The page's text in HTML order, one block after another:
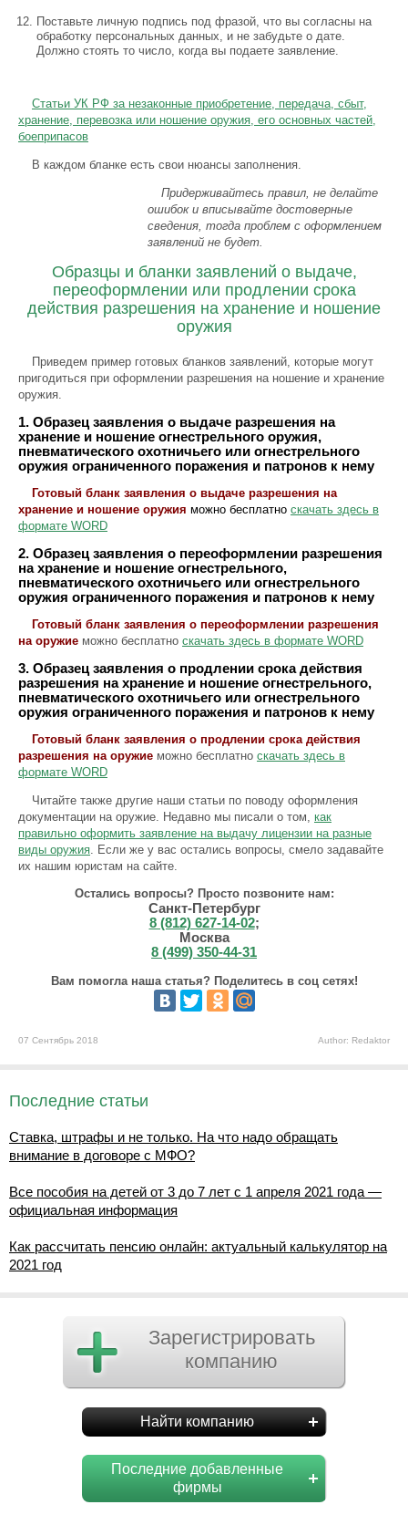
Поставьте личную подпись под фразой, что вы согласны на
обработку персональных данных, и не забудьте о дате.
Должно стоять то число, когда вы подаете заявление.
Статьи УК РФ за незаконные приобретение, передача, сбыт,
хранение, перевозка или ношение оружия, его основных частей,
боеприпасов
В каждом бланке есть свои нюансы заполнения.
Придерживайтесь правил, не делайте
ошибок и вписывайте достоверные
сведения, тогда проблем с оформлением
заявлений не будет.
Образцы и бланки заявлений о выдаче,
переоформлении или продлении срока
действия разрешения на хранение и ношение
оружия
Приведем пример готовых бланков заявлений, которые могут
пригодиться при оформлении разрешения на ношение и хранение
оружия.
1. Образец заявления о выдаче разрешения на
хранение и ношение огнестрельного оружия,
пневматического охотничьего или огнестрельного
оружия ограниченного поражения и патронов к нему
Готовый бланк заявления о выдаче разрешения на
хранение и ношение оружия можно бесплатно скачать здесь в
формате WORD
2. Образец заявления о переоформлении разрешения
на хранение и ношение огнестрельного,
пневматического охотничьего или огнестрельного
оружия ограниченного поражения и патронов к нему
Готовый бланк заявления о переоформлении разрешения
на оружие можно бесплатно скачать здесь в формате WORD
3. Образец заявления о продлении срока действия
разрешения на хранение и ношение огнестрельного,
пневматического охотничьего или огнестрельного
оружия ограниченного поражения и патронов к нему
Готовый бланк заявления о продлении срока действия
разрешения на оружие можно бесплатно скачать здесь в
формате WORD
Читайте также другие наши статьи по поводу оформления
документации на оружие. Недавно мы писали о том, как
правильно оформить заявление на выдачу лицензии на разные
виды оружия. Если же у вас остались вопросы, смело задавайте
их нашим юристам на сайте.
Остались вопросы? Просто позвоните нам:
Санкт-Петербург
8 (812) 627-14-02;
Москва
8 (499) 350-44-31
Вам помогла наша статья? Поделитесь в соц сетях!
07 Сентябрь 2018 Author: Redaktor
Последние статьи
Ставка, штрафы и не только. На что надо обращать
внимание в договоре с МФО?
Все пособия на детей от 3 до 7 лет с 1 апреля 2021 года —
официальная информация
Как рассчитать пенсию онлайн: актуальный калькулятор на
2021 год
Зарегистрировать
компанию
Найти компанию
Последние добавленные
фирмы